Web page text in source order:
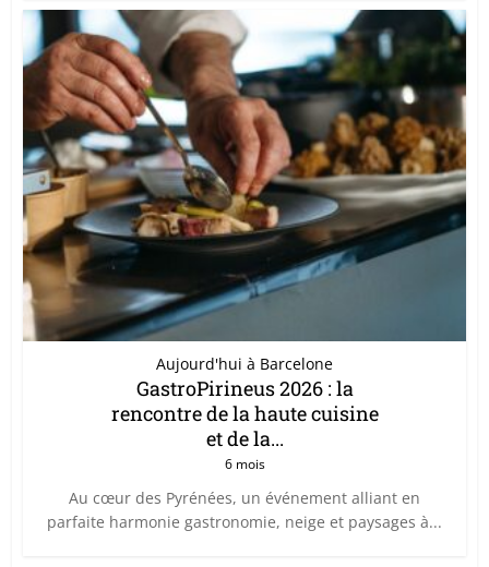
Aujourd'hui à Barcelone
GastroPirineus 2026 : la
rencontre de la haute cuisine
et de la...
6 mois
Au cœur des Pyrénées, un événement alliant en
parfaite harmonie gastronomie, neige et paysages à...